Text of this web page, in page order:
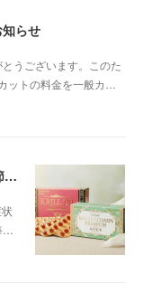
らせ
うございます。このた
ットの料金を一般カ…
4/12まで延長【2〜3月限定】花粉の季節に、インナーケアセットキャンペーン